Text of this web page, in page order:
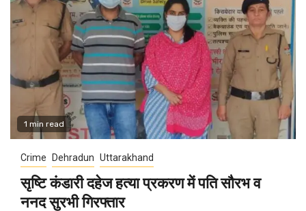
1 min read
Crime Dehradun Uttarakhand
सृष्टि कंडारी दहेज हत्या प्रकरण में पति सौरभ व
ननद सुरभी गिरफ्तार